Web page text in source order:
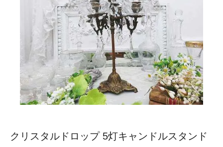
クリスタルドロップ 5灯キャンドルスタンド